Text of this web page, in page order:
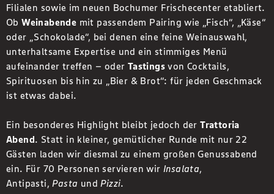
Filialen sowie im neuen Bochumer Frischecenter etabliert.
ObWeinabende mit passendem Pairing wie „Fisch“, „Käse“
oder „Schokolade“, bei denen eine feine Weinauswahl,
unterhaltsame Expertise und ein stimmiges Menü
aufeinander treffen – oder Tastings von Cocktails,
Spirituosen bis hin zu „Bier & Brot“: für jeden Geschmack
ist etwas dabei.
Ein besonderes Highlight bleibt jedoch derTrattoria
Abend. Statt in kleiner, gemütlicher Runde mit nur 22
Gästen laden wir diesmal zu einem großen Genussabend
ein. Für 70 Personen servieren wir Insalata,
Antipasti, Pasta und Pizzi.